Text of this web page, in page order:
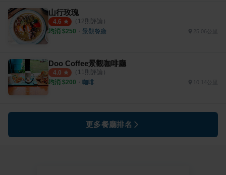
山行玫瑰
4.6 （ 12則評論）
均消 $250 ・ 景觀餐廳 25.06公里
Doo Coffee景觀咖啡廳
4.0 （ 11 則評論）
均消 $200 ・ 咖啡 10.14公里
更多餐廳排名